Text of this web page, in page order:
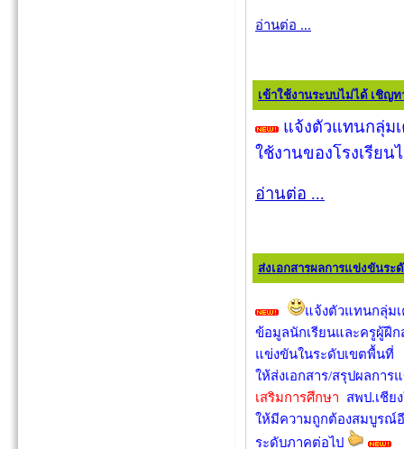
อ่านต่อ ...
เข้าใช้งานระบบไม่ได้ เชิญท
แจ้งตัวแทนกลุ่ม
ใช้งานของโรงเรีย
อ่านต่อ ...
ส่งเอกสารผลการแข่งขันระ
แจ้งตัวแทนกลุ่ม
ข้อมูลนักเรียนและครูผู้ฝึ
แข่งขันในระดับเขตพื้นที่
ให้ส่งเอกสาร/สรุปผลกา
เสริมการศึกษา สพป.เชีย
ให้มีความถูกต้องสมบูรณ์
ระดับภาคต่อไป